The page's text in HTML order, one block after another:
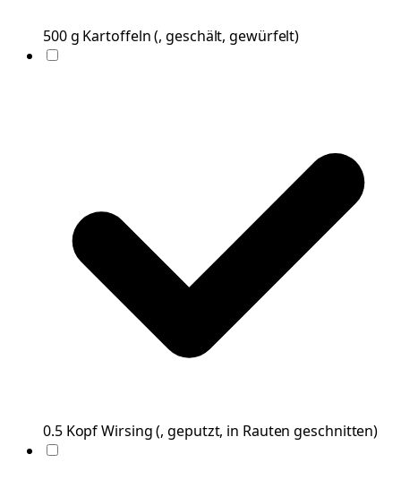
500g Kartoffeln(, geschält, gewürfelt)
0.5 KopfWirsing(, geputzt, in Rauten geschnitten)